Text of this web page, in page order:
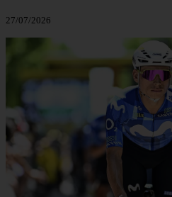
27/07/2026